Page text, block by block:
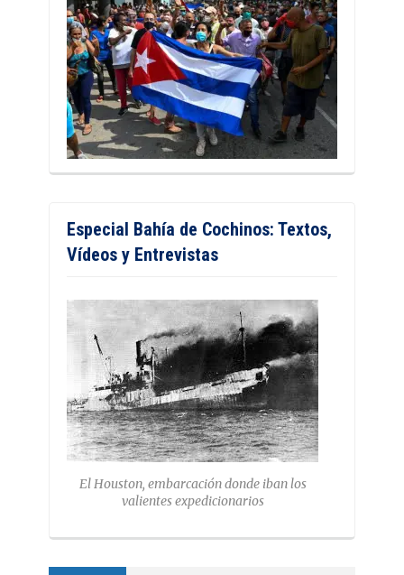
Especial Bahía de Cochinos: Textos,
Vídeos y Entrevistas
El Houston, embarcación donde iban los
valientes expedicionarios